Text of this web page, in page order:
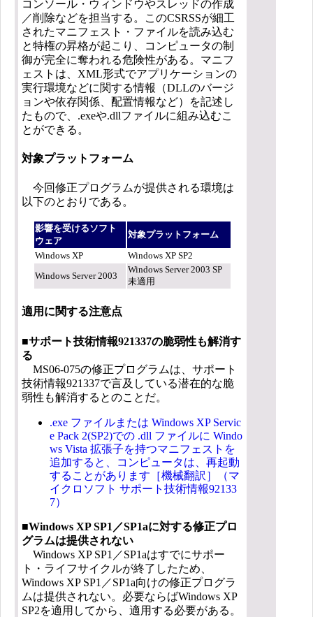
コンソール・ウィンドウやスレッドの作成
／削除などを担当する。このCSRSSが細工
されたマニフェスト・ファイルを読み込む
と特権の昇格が起こり、コンピュータの制
御が完全に奪われる危険性がある。マニフ
ェストは、XML形式でアプリケーションの
実行環境などに関する情報（DLLのバージ
ョンや依存関係、配置情報など）を記述し
たもので、.exeや.dllファイルに組み込むこ
とができる。
対象プラットフォーム
今回修正プログラムが提供される環境は
以下のとおりである。
影響を受けるソフト
ウェア
対象プラットフォーム
Windows XP
Windows XP SP2
Windows Server 2003
Windows Server 2003 SP
未適用
適用に関する注意点
■サポート技術情報921337の脆弱性も解消す
る
MS06-075の修正プログラムは、サポート
技術情報921337で言及している潜在的な脆
弱性も解消するとのことだ。
.exe ファイルまたは Windows XP Servic
e Pack 2(SP2)での .dll ファイルに Windo
ws Vista 拡張子を持つマニフェストを
追加すると、コンピュータは、再起動
することがあります［機械翻訳］（マ
イクロソフト サポート技術情報92133
7）
■Windows XP SP1／SP1aに対する修正プロ
グラムは提供されない
Windows XP SP1／SP1aはすでにサポー
ト・ライフサイクルが終了したため、
Windows XP SP1／SP1a向けの修正プログラ
ムは提供されない。必要ならばWindows XP
SP2を適用してから、適用する必要がある。